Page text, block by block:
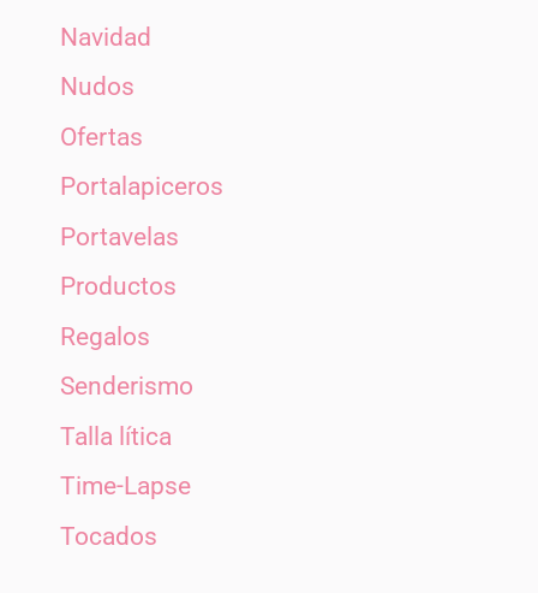
Navidad
Nudos
Ofertas
Portalapiceros
Portavelas
Productos
Regalos
Senderismo
Talla lítica
Time-Lapse
Tocados